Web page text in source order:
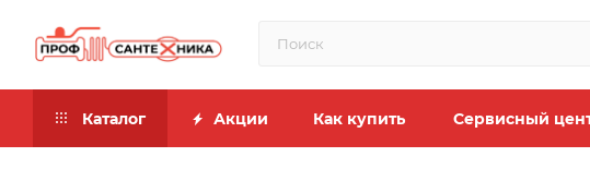
Каталог Акции Как купить Сервисный